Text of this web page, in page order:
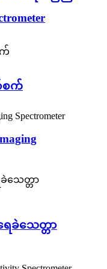
စက်
ေခဲသေတ္တာ